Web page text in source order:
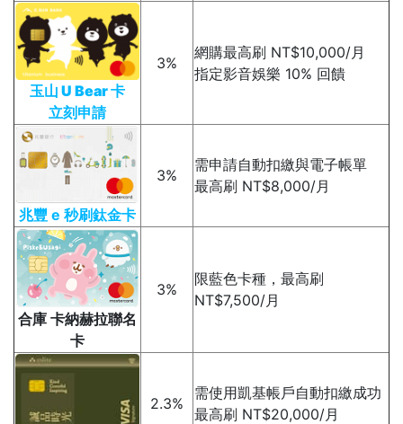
玉山 U Bear 卡
立刻申請
3%
網購最高刷 NT$10,000/月
指定影音娛樂 10% 回饋
兆豐 e 秒刷鈦金卡
3%
需申請自動扣繳與電子帳單
最高刷 NT$8,000/月
合庫 卡納赫拉聯名
卡
3%
限藍色卡種，最高刷
NT$7,500/月
2.3%
需使用凱基帳戶自動扣繳成功
最高刷 NT$20,000/月